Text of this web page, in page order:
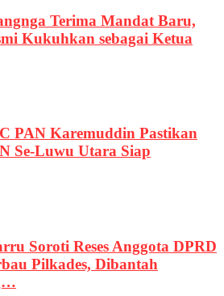
Terima Mandat Baru,
Kukuhkan sebagai Ketua
PAN Karemuddin Pastikan
Se-Luwu Utara Siap
Soroti Reses Anggota DPRD
Pilkades, Dibantah